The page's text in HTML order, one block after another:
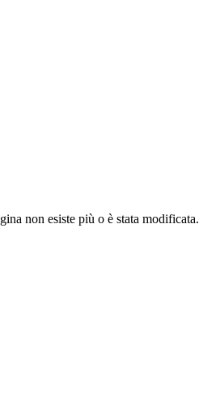
non esiste più o è stata modificata.